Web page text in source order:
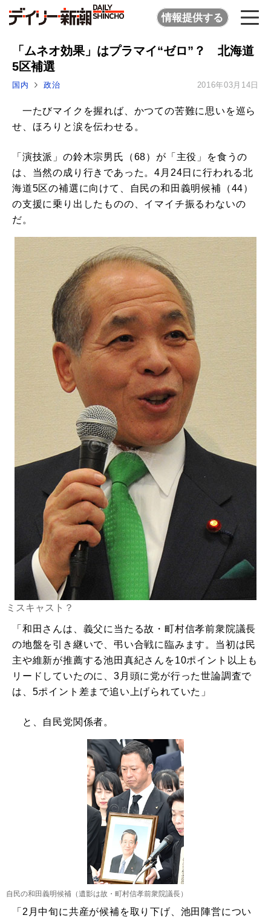
情報提供する
「ムネオ効果」はプラマイ“ゼロ”？ 北海道
5区補選
国内 政治 2016年03月14日
一たびマイクを握れば、かつての苦難に思いを巡ら
せ、ほろりと涙を伝わせる。
「演技派」の鈴木宗男氏（68）が「主役」を食うの
は、当然の成り行きであった。4月24日に行われる北
海道5区の補選に向けて、自民の和田義明候補（44）
の支援に乗り出したものの、イマイチ振るわないの
だ。
ミスキャスト？
「和田さんは、義父に当たる故・町村信孝前衆院議長
の地盤を引き継いで、弔い合戦に臨みます。当初は民
主や維新が推薦する池田真紀さんを10ポイント以上も
リードしていたのに、3月頭に党が行った世論調査で
は、5ポイント差まで追い上げられていた」
と、自民党関係者。
自民の和田義明候補（遺影は故・町村信孝前衆院議長）
「2月中旬に共産が候補を取り下げ、池田陣営につい